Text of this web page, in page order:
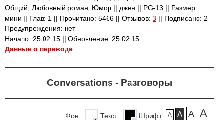
Общий, Любовный роман, Юмор || джен || PG-13 || Размер:
мини || Глав: 1 || Прочитано: 5466 || Отзывов: 3 || Подписано: 2
Предупреждения: нет
Начало: 25.02.15 || Обновление: 25.02.15
Данные о переводе
Conversations - Разговоры
A A A A
Шрифт:
Текст:
Фон: